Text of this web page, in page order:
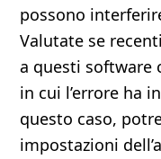
possono
Valutate se
a questi software
in cui l’errore ha
questo caso,
impostazioni